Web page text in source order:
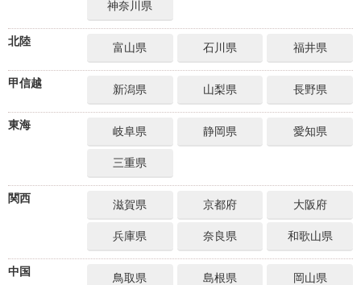
神奈川県
北陸 富山県 石川県 福井県
甲信越 新潟県 山梨県 長野県
東海 岐阜県 静岡県 愛知県
三重県
関西 滋賀県 京都府 大阪府
兵庫県 奈良県 和歌山県
中国 鳥取県 島根県 岡山県